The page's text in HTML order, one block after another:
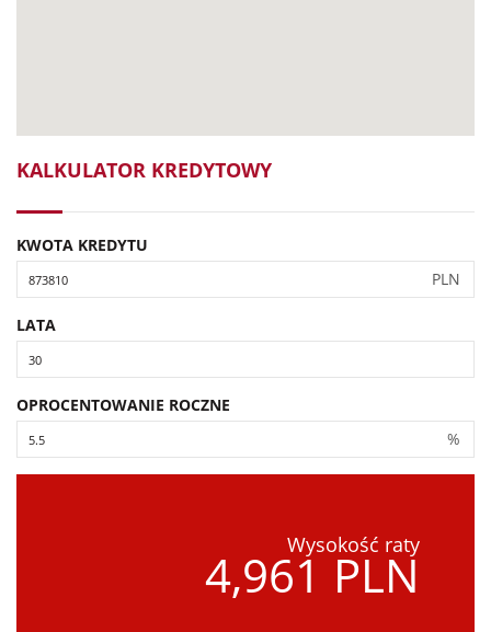
KALKULATOR KREDYTOWY
KWOTA KREDYTU
PLN
LATA
OPROCENTOWANIE ROCZNE
%
Wysokość raty
4,961 PLN